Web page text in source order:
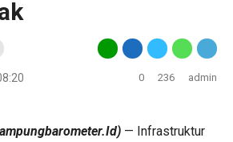
0 236 admin
— Infrastruktur